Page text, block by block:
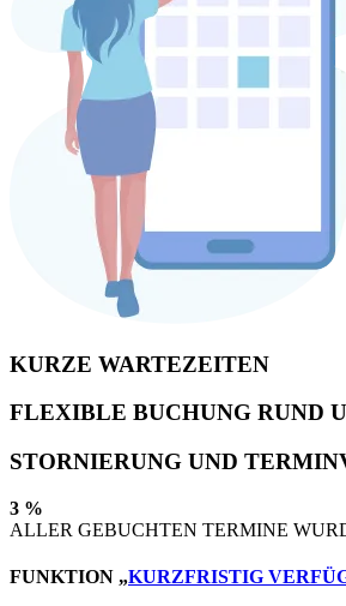
KURZE WARTEZEITEN
FLEXIBLE BUCHUNG RUND
STORNIERUNG UND
3 %
ALLER GEBUCHTEN TERMINE
FUNKTION „KURZFRISTIG